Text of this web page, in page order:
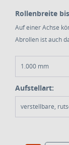
Rollenbreite
Auf einer Achse
Abrollen ist auch
1.000 mm
Aufstellart:
verstellbare,